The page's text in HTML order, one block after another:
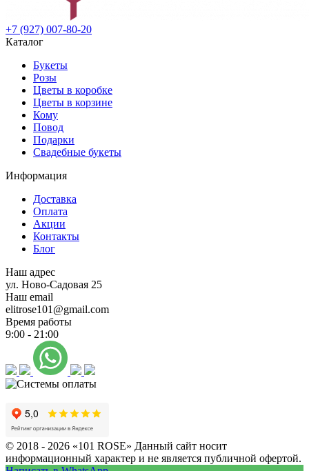
+7 (927) 007-80-20
Каталог
Букеты
Розы
Цветы в коробке
Цветы в корзине
Кому
Повод
Подарки
Свадебные букеты
Информация
Доставка
Оплата
Акции
Контакты
Блог
Наш адрес
ул. Ново-Садовая 25
Наш email
elitrose101@gmail.com
Время работы
9:00 - 21:00
© 2018 - 2026 «101 ROSE» Данный сайт носит
информационный характер и не является публичной офертой.